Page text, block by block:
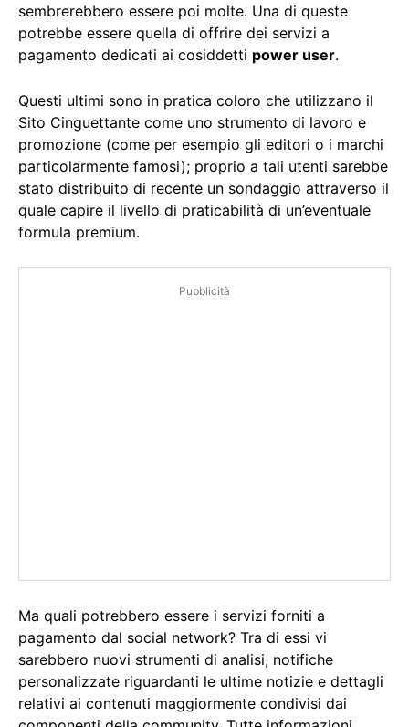
sembrerebbero essere poi molte. Una di queste
potrebbe essere quella di offrire dei servizi a
pagamento dedicati ai cosiddetti power user.
Questi ultimi sono in pratica coloro che utilizzano il
Sito Cinguettante come uno strumento di lavoro e
promozione (come per esempio gli editori o i marchi
particolarmente famosi); proprio a tali utenti sarebbe
stato distribuito di recente un sondaggio attraverso il
quale capire il livello di praticabilità di un’eventuale
formula premium.
Pubblicità
Ma quali potrebbero essere i servizi forniti a
pagamento dal social network? Tra di essi vi
sarebbero nuovi strumenti di analisi, notifiche
personalizzate riguardanti le ultime notizie e dettagli
relativi ai contenuti maggiormente condivisi dai